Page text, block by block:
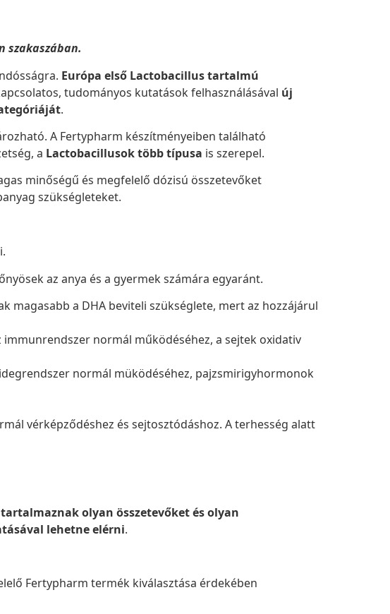
szakaszában.
Európa első Lactobacillus tartalmú
tudományos kutatások felhasználásával új
.
A Fertypharm készítményeiben található
a Lactobacillusok több típusa is szerepel.
minőségű és megfelelő dózisú összetevőket
szükségleteket.
az anya és a gyermek számára egyaránt.
magasabb a DHA beviteli szükséglete, mert az hozzájárul
normál működéséhez, a sejtek oxidativ
normál müködéséhez, pajzsmirigyhormonok
vérképződéshez és sejtosztódáshoz. A terhesség alatt
olyan összetevőket és olyan
lehetne elérni.
Fertypharm termék kiválasztása érdekében